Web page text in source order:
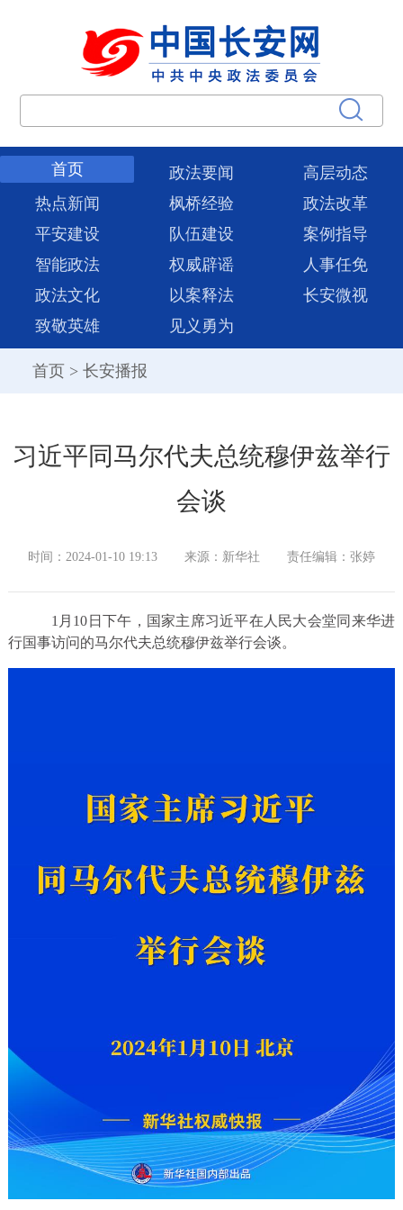
首页 政法要闻
高层动态
热点新闻
枫桥经验
政法改革
平安建设
队伍建设
案例指导
智能政法
权威辟谣
人事任免
政法文化
以案释法
长安微视
致敬英雄
见义勇为
首页 > 长安播报
习近平同马尔代夫总统穆伊兹举行
会谈
时间：2024-01-10 19:13 来源：新华社 责任编辑：张婷
1月10日下午，国家主席习近平在人民大会堂同来华进
行国事访问的马尔代夫总统穆伊兹举行会谈。